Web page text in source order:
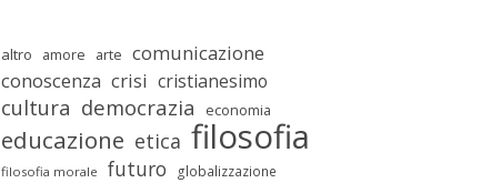
altro amore arte comunicazione
conoscenza crisi cristianesimo
cultura democrazia economia
educazione etica filosofia
filosofia morale futuro globalizzazione